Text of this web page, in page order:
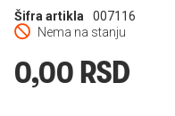
Nema na stanju
Šifra artikla 007116
0,00 RSD